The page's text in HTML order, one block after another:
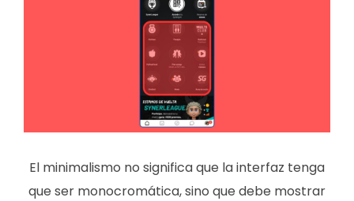
El minimalismo no significa que la interfaz tenga
que ser monocromática, sino que debe mostrar